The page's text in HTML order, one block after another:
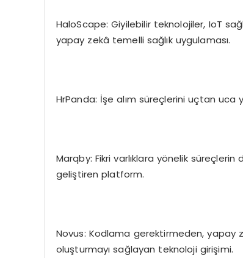
HaloScape: Giyilebilir teknolojiler, IoT
yapay zekâ temelli sağlık uygulaması.
HrPanda: İşe alım süreçlerini uçtan
Marqby: Fikri varlıklara yönelik
geliştiren platform.
Novus: Kodlama gerektirmeden, yapay
oluşturmayı sağlayan teknoloji girişimi.